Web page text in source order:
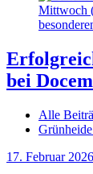
bei
Alle
17. Februar 2026